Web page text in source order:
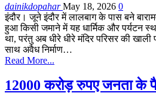
dainikdopaharMay 18, 2026 0
इंदौर। जूने इंदौर में लालबाग के पास बने
हुआ किसी जमाने में यह धार्मिक और पर्यटन
था, परंतु अब धीरे धीरे मंदिर परिसर की
साथ अवैध निर्माण…
Read More...
12000 करोड़ रुपए जनता के